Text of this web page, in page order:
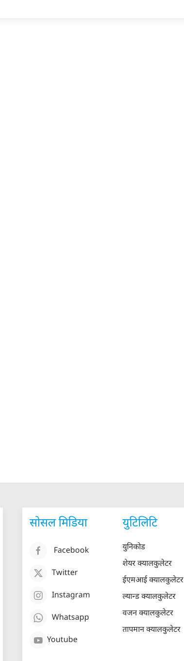
सोसल मिडिया
Facebook
Twitter
Instagram
Whatsapp
Youtube
युटिलिटि
युनिकोड
शेयर क्यालकुलेटर
ईएमआई क्यालकुलेटर
ल्यान्ड क्यालकुलेटर
वजन क्यालकुलेटर
तापमान क्यालकुलेटर